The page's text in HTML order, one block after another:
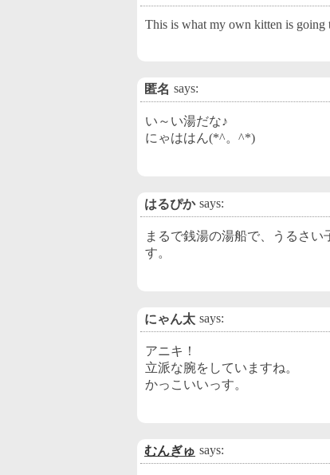
This is what my own kitten is
匿名 says:
い～い湯だな♪
にゃははん(*^。^*)
はるぴか says:
まるで銭湯の湯船で、うるさ
す。
にゃん太 says:
アニキ！
立派な腕をしていますね。
かっこいいっす。
むんぎゅ says: